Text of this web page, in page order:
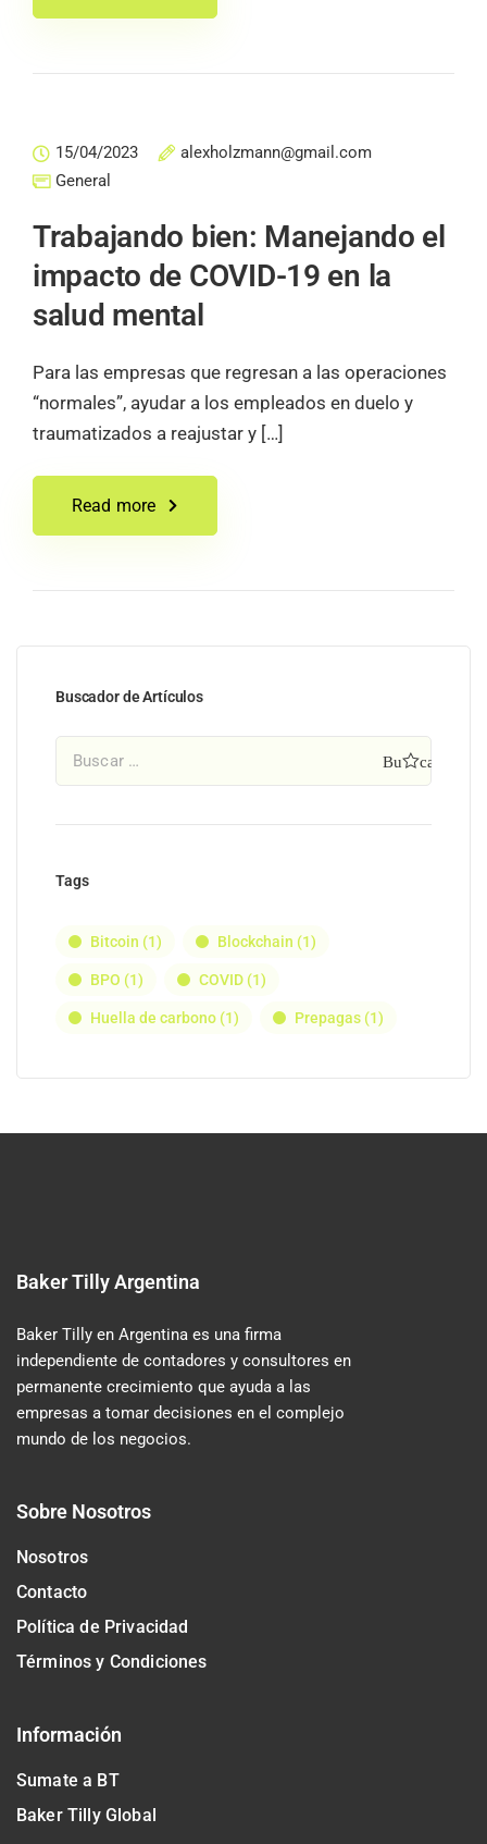
15/04/2023
alexholzmann@gmail.com
General
Trabajando bien: Manejando el
impacto de COVID-19 en la
salud mental
Para las empresas que regresan a las operaciones
“normales”, ayudar a los empleados en duelo y
traumatizados a reajustar y […]
Read more
Buscador de Artículos
Tags
Bitcoin (1) Blockchain (1)
BPO (1) COVID (1)
Huella de carbono (1) Prepagas (1)
Baker Tilly Argentina
Baker Tilly en Argentina es una firma
independiente de contadores y consultores en
permanente crecimiento que ayuda a las
empresas a tomar decisiones en el complejo
mundo de los negocios.
Sobre Nosotros
Nosotros
Contacto
Política de Privacidad
Términos y Condiciones
Información
Sumate a BT
Baker Tilly Global